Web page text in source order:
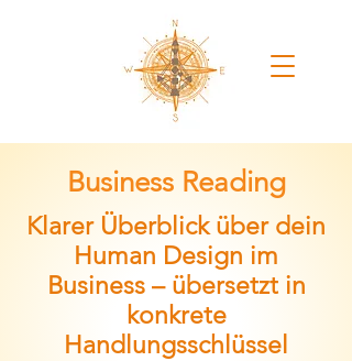
Business Reading
Klarer Überblick über dein
Human Design im
Business – übersetzt in
konkrete
Handlungsschlüssel